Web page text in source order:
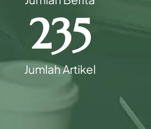
Jumlah Artikel
235